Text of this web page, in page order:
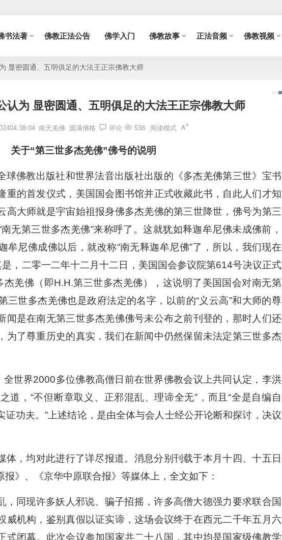
书法著 佛教正法公告 佛学入门 佛教故事 正法音频 佛教视频
显密圆通、五明俱足的大法王正宗佛教大师
认为 显密圆通、五明俱足的大法王正宗佛教大师
南无羌佛 圆满佛格 评论 538 阅读模式
关于“第三世多杰羌佛”佛号的说明
球佛教出版社和世界法音出版社出版的《多杰羌佛第三世》宝书
重的首发仪式，美国国会图书馆并正式收藏此书，自此人们才知
高大师就是宇宙始祖报身佛多杰羌佛的第三世降世，佛号为第三
无第三世多杰羌佛”来称呼了。这就犹如释迦牟尼佛未成佛前，
牟尼佛成佛以后，就改称“南无释迦牟尼佛”了，所以，我们现在
是，二零一二年十二月十二日，美国国会参议院第614号决议正式
羌佛（即H.H.第三世多杰羌佛），这说明了美国国会对南无第
三世多杰羌佛也是政府法定的名字，以前的“义云高”和大师的尊
闻是在南无第三世多杰羌佛佛号未公布之前刊登的，那时人们还
为了尊重历史的真实，我们在新闻中仍然保留未法定第三世多杰
世界2000多位佛教高僧日前在世界佛教会议上共同认定，李洪
道，“不但断章取义、正邪混乱、理谛全无”，而且“全是自编自
功夫。”上述结论，是由全体与会人士经公开论断和探讨，决议
体，均对此进行了详尽报道。消息分别刊载于本月十四、十五日
》、《京华中原联合报》等媒体上，全文如下：
，同现许多妖人邪说、骗子招摇，许多高僧大德强力要求联合国
威机构，鉴别真假以证实谛，这场会议终于在西元二千年五月六
式闭幕。此次会议参加国家共二十八国，其中均是国家级佛教学